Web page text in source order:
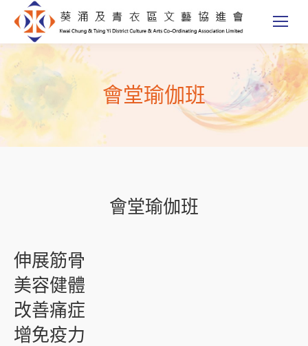
會堂瑜伽班
會堂瑜伽班
伸展筋骨
美容健體
改善痛症
增免疫力